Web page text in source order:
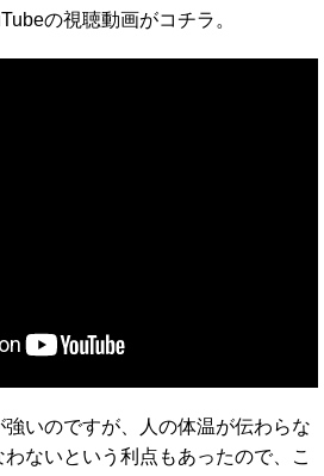
の視聴動画がコチラ。
いのですが、人の体温が伝わらな
ないという利点もあったので、こ